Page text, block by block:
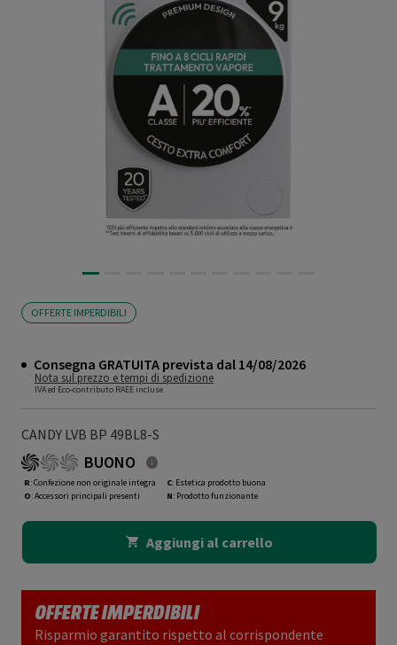
OFFERTE IMPERDIBILI
Consegna GRATUITA prevista dal 14/08/2026
Nota sul prezzo e tempi di spedizione
IVA ed Eco-contributo RAEE incluse
CANDY LVB BP 49BL8-S
BUONO
R: Confezione non originale integra
O: Accessori principali presenti
C: Estetica prodotto buona
N: Prodotto funzionante
Aggiungi al carrello
OFFERTE IMPERDIBILI
Risparmio garantito rispetto al corrispondente